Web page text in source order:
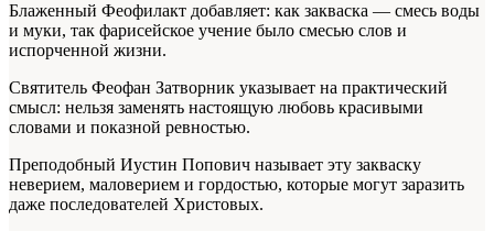
Блаженный Феофилакт добавляет: как закваска — смесь воды
и муки, так фарисейское учение было смесью слов и
испорченной жизни.
Святитель Феофан Затворник указывает на практический
смысл: нельзя заменять настоящую любовь красивыми
словами и показной ревностью.
Преподобный Иустин Попович называет эту закваску
неверием, маловерием и гордостью, которые могут заразить
даже последователей Христовых.